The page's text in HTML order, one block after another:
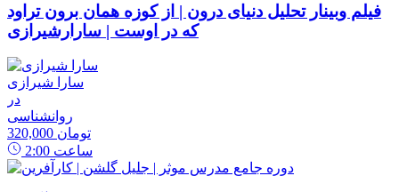
فیلم وبینار تحلیل دنیای درون | از کوزه همان برون تراود
که در اوست | سارارشیرازی
سارا شیرازی
در
روانشناسی
320,000 تومان
2:00 ساعت